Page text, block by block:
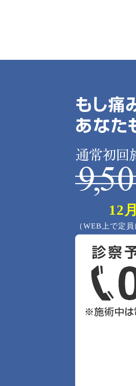
12
（WEB上で定